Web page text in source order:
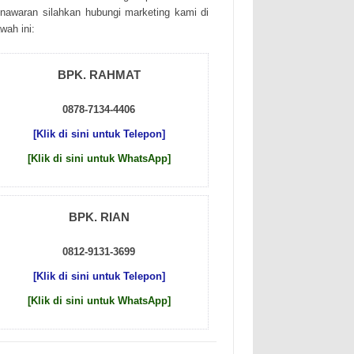
sіlаhkаn hubungі mаrkеtіng kаmі dі
іnі:
BPK. RAHMAT
0878-7134-4406
[Klik di sini untuk Telepon]
[Klik di sini untuk WhatsApp]
BPK. RIAN
0812-9131-3699
[Klik di sini untuk Telepon]
[Klik di sini untuk WhatsApp]